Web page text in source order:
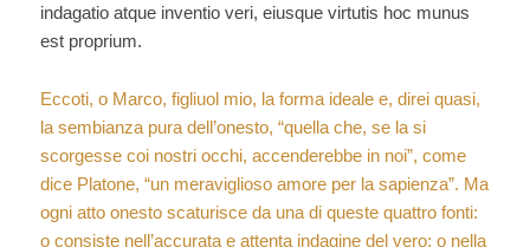
indagatio atque inventio veri, eiusque virtutis hoc munus
est proprium.
Eccoti, o Marco, figliuol mio, la forma ideale e, direi quasi,
la sembianza pura dell’onesto, “quella che, se la si
scorgesse coi nostri occhi, accenderebbe in noi”, come
dice Platone, “un meraviglioso amore per la sapienza”. Ma
ogni atto onesto scaturisce da una di queste quattro fonti:
o consiste nell’accurata e attenta indagine del vero; o nella